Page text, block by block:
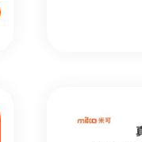
手機推薦